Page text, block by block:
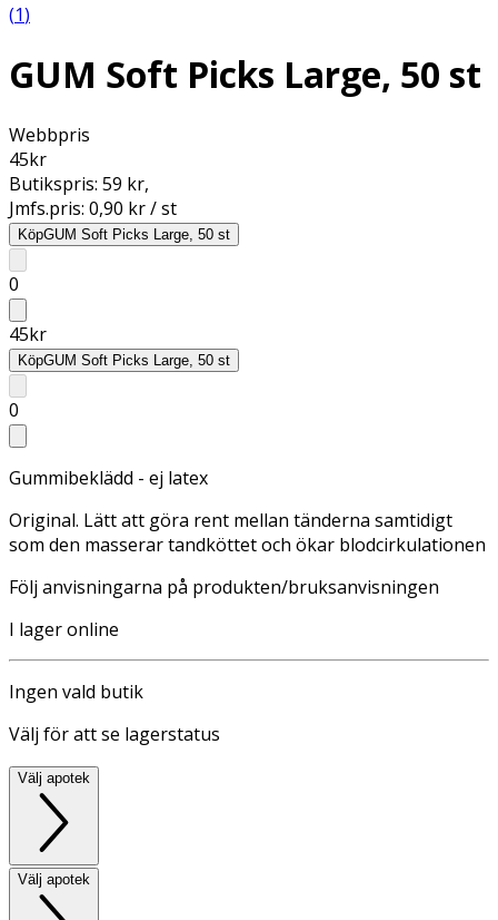
(1)
GUM Soft Picks Large, 50 st
Webbpris
45kr
Butikspris: 59 kr,
Jmfs.pris: 0,90 kr / st
KöpGUM Soft Picks Large, 50 st
0
45kr
KöpGUM Soft Picks Large, 50 st
0
Gummibeklädd - ej latex
Original. Lätt att göra rent mellan tänderna samtidigt
som den masserar tandköttet och ökar blodcirkulationen
Följ anvisningarna på produkten/bruksanvisningen
I lager online
Ingen vald butik
Välj för att se lagerstatus
Välj apotek
Välj apotek